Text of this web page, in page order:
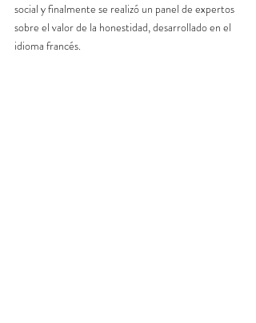
social y finalmente se realizó un panel de expertos
sobre el valor de la honestidad, desarrollado en el
idioma francés.